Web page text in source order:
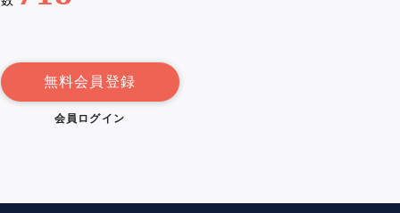
無料会員登録
会員ログイン